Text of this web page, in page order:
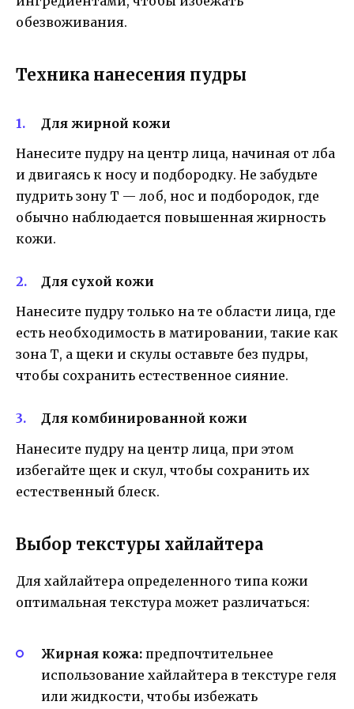
обезвоживания.
Техника нанесения пудры
Для жирной кожи
Нанесите пудру на центр лица, начиная от лба
и двигаясь к носу и подбородку. Не забудьте
пудрить зону Т — лоб, нос и подбородок, где
обычно наблюдается повышенная жирность
кожи.
Для сухой кожи
Нанесите пудру только на те области лица, где
есть необходимость в матировании, такие как
зона Т, а щеки и скулы оставьте без пудры,
чтобы сохранить естественное сияние.
Для комбинированной кожи
Нанесите пудру на центр лица, при этом
избегайте щек и скул, чтобы сохранить их
естественный блеск.
Выбор текстуры хайлайтера
Для хайлайтера определенного типа кожи
оптимальная текстура может различаться:
Жирная кожа: предпочтительнее
использование хайлайтера в текстуре геля
или жидкости, чтобы избежать